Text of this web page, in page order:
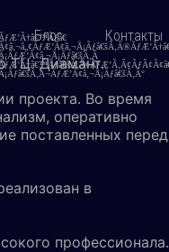
Блог Контакты
ТЦ Диамант.
проекта. Во время
оперативно
поставленных перед
в
профессионала.